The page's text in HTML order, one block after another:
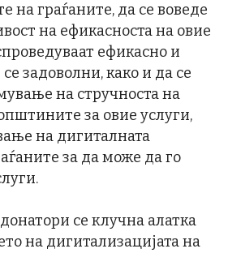
на граѓаните, да се воведе
на ефикасноста на овие
ефикасно и
задоволни, како и да се
на стручноста на
за овие услуги,
на дигиталната
за да може да го
се клучна алатка
на дигитализацијата на